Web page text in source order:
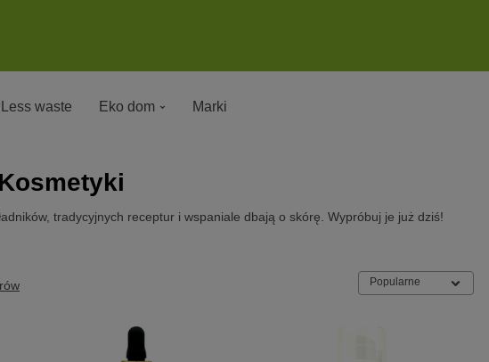
Less waste Eko dom Marki
tradycyjnych receptur i wspaniale dbają o skórę. Wypróbuj je już dziś!
Popularne